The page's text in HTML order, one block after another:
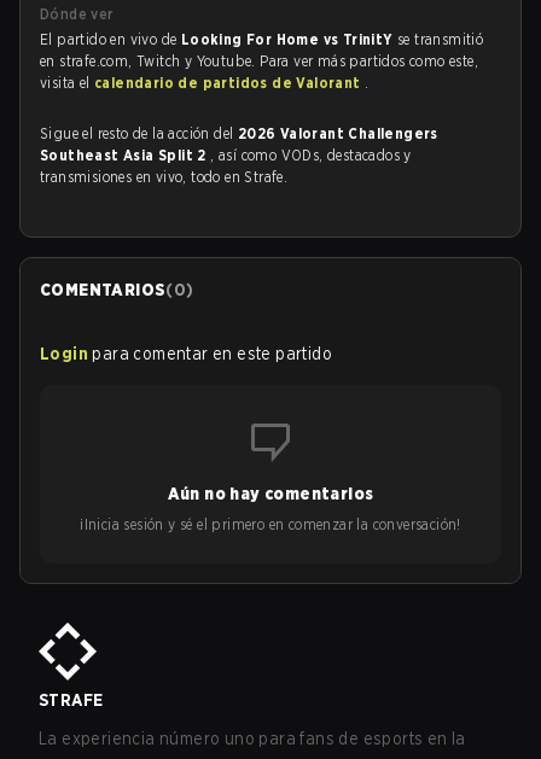
Dónde ver
El partido en vivo de Looking For Home vs TrinitY se transmitió
en strafe.com, Twitch y Youtube. Para ver más partidos como este,
visita el calendario de partidos de Valorant .
Sigue el resto de la acción del 2026 Valorant Challengers
Southeast Asia Split 2 , así como VODs, destacados y
transmisiones en vivo, todo en Strafe.
COMENTARIOS(0)
Login para comentar en este partido
Aún no hay comentarios
¡Inicia sesión y sé el primero en comenzar la conversación!
STRAFE
La experiencia número uno para fans de esports en la